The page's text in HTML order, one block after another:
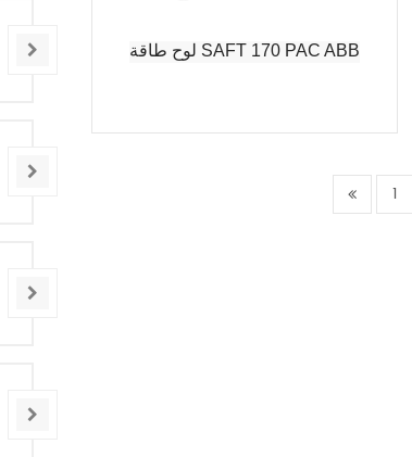
لوح طاقة SAFT 170 PAC ABB
1